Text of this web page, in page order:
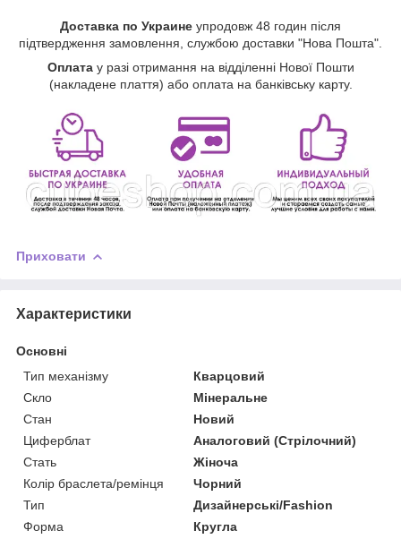
Доставка по Украине упродовж 48 годин після
підтвердження замовлення, службою доставки "Нова Пошта".
Оплата у разі отримання на відділенні Нової Пошти
(накладене плаття) або оплата на банківську карту.
Приховати
Характеристики
Основні
Тип механізму
Кварцовий
Скло
Мінеральне
Стан
Новий
Циферблат
Аналоговий (Стрілочний)
Стать
Жіноча
Колір браслета/ремінця
Чорний
Тип
Дизайнерські/Fashion
Форма
Кругла